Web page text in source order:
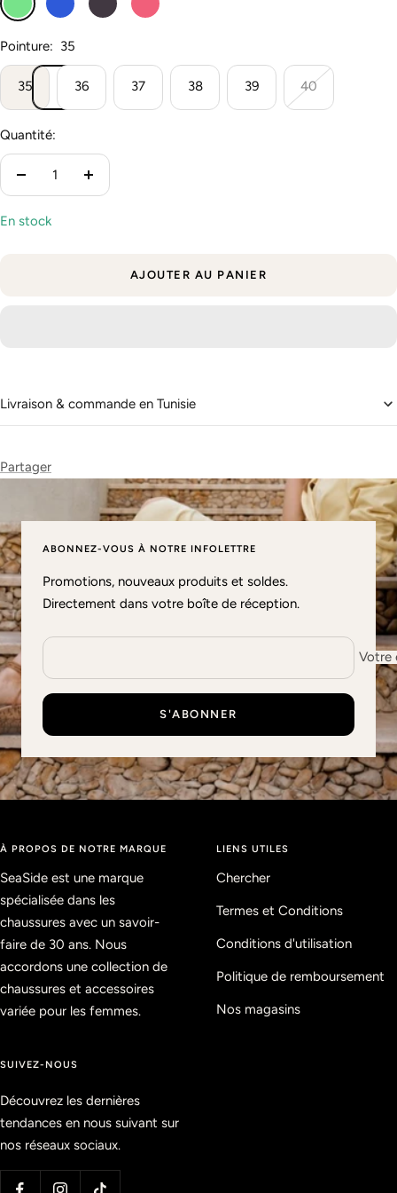
Pointure: 35
35 36 37 38 39 40
Quantité:
Réduire
quantité
Augmenter
En stock
AJOUTER AU PANIER
Livraison & commande en Tunisie
Partager
ABONNEZ-VOUS À NOTRE INFOLETTRE
Promotions, nouveaux produits et soldes.
Directement dans votre boîte de réception.
Votre
S'ABONNER
À PROPOS DE NOTRE MARQUE
SeaSide est une marque
spécialisée dans les
chaussures avec un savoir-
faire de 30 ans. Nous
accordons une collection de
chaussures et accessoires
variée pour les femmes.
LIENS UTILES
Chercher
Termes et Conditions
Conditions d'utilisation
Politique de remboursement
Nos magasins
SUIVEZ-NOUS
Découvrez les dernières
tendances en nous suivant sur
nos réseaux sociaux.